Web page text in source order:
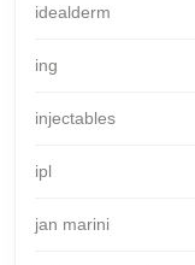
idealderm
ing
injectables
ipl
jan marini